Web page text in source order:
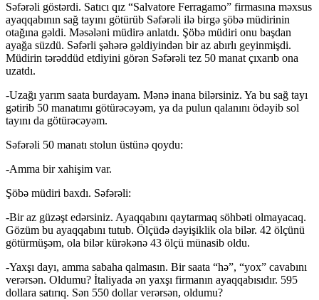
Səfərəli göstərdi. Satıcı qız “Salvatore Ferragamo” firmasına məxsus
ayaqqabının sağ tayını götürüb Səfərəli ilə birgə şöbə müdirinin
otağına gəldi. Məsələni müdirə anlatdı. Şöbə müdiri onu başdan
ayağa süzdü. Səfərli şəhərə gəldiyindən bir az abırlı geyinmişdi.
Müdirin tərəddüd etdiyini görən Səfərəli tez 50 manat çıxarıb ona
uzatdı.
-Uzağı yarım saata burdayam. Mənə inana bilərsiniz. Ya bu sağ tayı
gətirib 50 manatımı götürəcəyəm, ya da pulun qalanını ödəyib sol
tayını da götürəcəyəm.
Səfərəli 50 manatı stolun üstünə qoydu:
-Amma bir xahişim var.
Şöbə müdiri baxdı. Səfərəli:
-Bir az güzəşt edərsiniz. Ayaqqabını qaytarmaq söhbəti olmayacaq.
Gözüm bu ayaqqabını tutub. Ölçüdə dəyişiklik ola bilər. 42 ölçünü
götürmüşəm, ola bilər kürəkənə 43 ölçü münasib oldu.
-Yaxşı dayı, amma sabaha qalmasın. Bir saata “hə”, “yox” cavabını
verərsən. Oldumu? İtaliyada ən yaxşı firmanın ayaqqabısıdır. 595
dollara satırıq. Sən 550 dollar verərsən, oldumu?